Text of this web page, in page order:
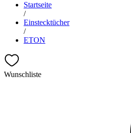
Startseite
/
Einstecktücher
/
ETON
Wunschliste